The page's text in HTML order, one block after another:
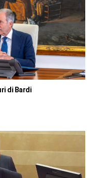
di Bardi